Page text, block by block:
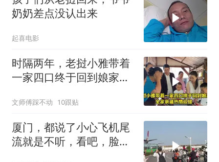
奶奶差点没认出来
起喜电影
时隔两年，老挝小雅带着
一家四口终于回到娘家，
文师傅踩不动 10跟贴
厦门，都说了小心飞机尾
流就是不听，看吧，脸都